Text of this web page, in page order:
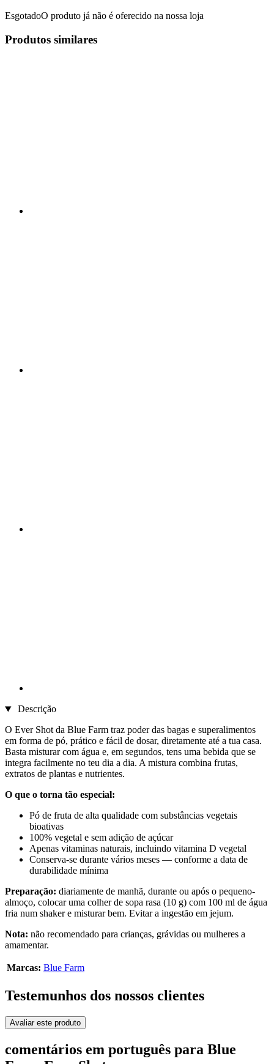
EsgotadoO produto já não é oferecido na nossa loja
Produtos similares
Descrição
O Ever Shot da Blue Farm traz poder das bagas e superalimentos
em forma de pó, prático e fácil de dosar, diretamente até a tua casa.
Basta misturar com água e, em segundos, tens uma bebida que se
integra facilmente no teu dia a dia. A mistura combina frutas,
extratos de plantas e nutrientes.
O que o torna tão especial:
Pó de fruta de alta qualidade com substâncias vegetais
bioativas
100% vegetal e sem adição de açúcar
Apenas vitaminas naturais, incluindo vitamina D vegetal
Conserva-se durante vários meses — conforme a data de
durabilidade mínima
Preparação: diariamente de manhã, durante ou após o pequeno-
almoço, colocar uma colher de sopa rasa (10 g) com 100 ml de água
fria num shaker e misturar bem. Evitar a ingestão em jejum.
Nota: não recomendado para crianças, grávidas ou mulheres a
amamentar.
Marcas: Blue Farm
Testemunhos dos nossos clientes
Avaliar este produto
comentários em português para Blue